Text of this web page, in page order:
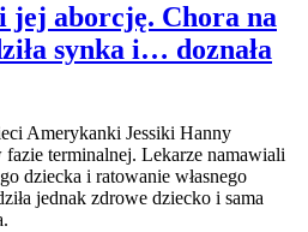
jej aborcję. Chora na
synka i… doznała
Amerykanki Jessiki Hanny
terminalnej. Lekarze namawiali
dziecka i ratowanie własnego
jednak zdrowe dziecko i sama